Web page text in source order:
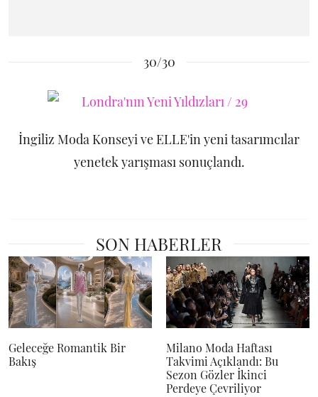
30/30
İngiliz Moda Konseyi ve ELLE'in yeni tasarımcılar
yenetek yarışması sonuçlandı.
SON HABERLER
Geleceğe Romantik Bir
Bakış
Milano Moda Haftası
Takvimi Açıklandı: Bu
Sezon Gözler İkinci
Perdeye Çevriliyor